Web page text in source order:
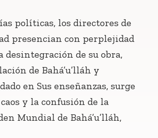
políticas, los directores de
presencian con perplejidad
desintegración de su obra,
de Bahá’u’lláh y
en Sus enseñanzas, surge
y la confusión de la
Mundial de Bahá’u’lláh,